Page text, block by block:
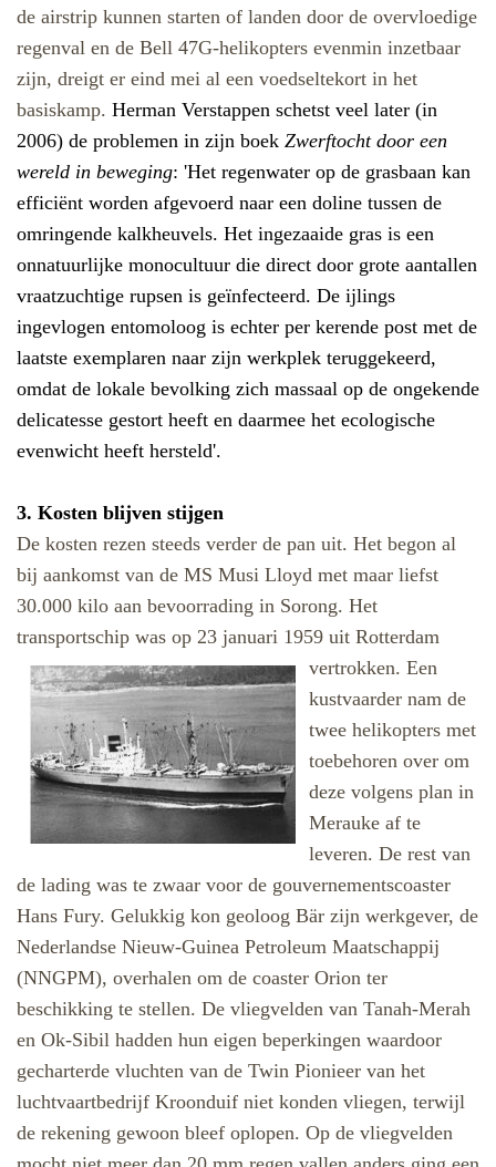
de airstrip kunnen starten of landen door de overvloedige
regenval en de Bell 47G-helikopters evenmin inzetbaar
zijn, dreigt er eind mei al een voedseltekort in het
basiskamp. Herman Verstappen schetst veel later (in
2006) de problemen in zijn boek Zwerftocht door een
wereld in beweging: 'Het regenwater op de grasbaan kan
efficiënt worden afgevoerd naar een doline tussen de
omringende kalkheuvels. Het ingezaaide gras is een
onnatuurlijke monocultuur die direct door grote aantallen
vraatzuchtige rupsen is geïnfecteerd. De ijlings
ingevlogen entomoloog is echter per kerende post met de
laatste exemplaren naar zijn werkplek teruggekeerd,
omdat de lokale bevolking zich massaal op de ongekende
delicatesse gestort heeft en daarmee het ecologische
evenwicht heeft hersteld'.
3. Kosten blijven stijgen
De kosten rezen steeds verder de pan uit. Het begon al
bij aankomst van de MS Musi Lloyd met maar liefst
30.000 kilo aan bevoorrading in Sorong. Het
transportschip was op 23 januari 1959 uit Rotterdam
vertrokken. Een
kustvaarder nam de
twee helikopters met
toebehoren over om
deze volgens plan in
Merauke af te
leveren. De rest van
de lading was te zwaar voor de gouvernementscoaster
Hans Fury. Gelukkig kon geoloog Bär zijn werkgever, de
Nederlandse Nieuw-Guinea Petroleum Maatschappij
(NNGPM), overhalen om de coaster Orion ter
beschikking te stellen. De vliegvelden van Tanah-Merah
en Ok-Sibil hadden hun eigen beperkingen waardoor
gecharterde vluchten van de Twin Pionieer van het
luchtvaartbedrijf Kroonduif niet konden vliegen, terwijl
de rekening gewoon bleef oplopen. Op de vliegvelden